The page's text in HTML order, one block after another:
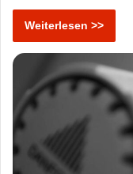
Weiterlesen >>